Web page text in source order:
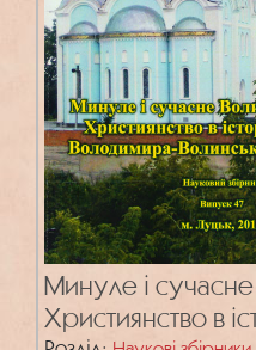
Минуле і сучасне
Християнство в